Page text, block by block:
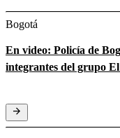
Bogotá
En video: Policía de
integrantes del grupo